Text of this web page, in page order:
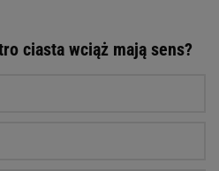
ciasta wciąż mają sens?